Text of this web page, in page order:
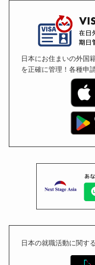
日本にお住まいの外国
を正確に管理！各種申
日本の就職活動に関す